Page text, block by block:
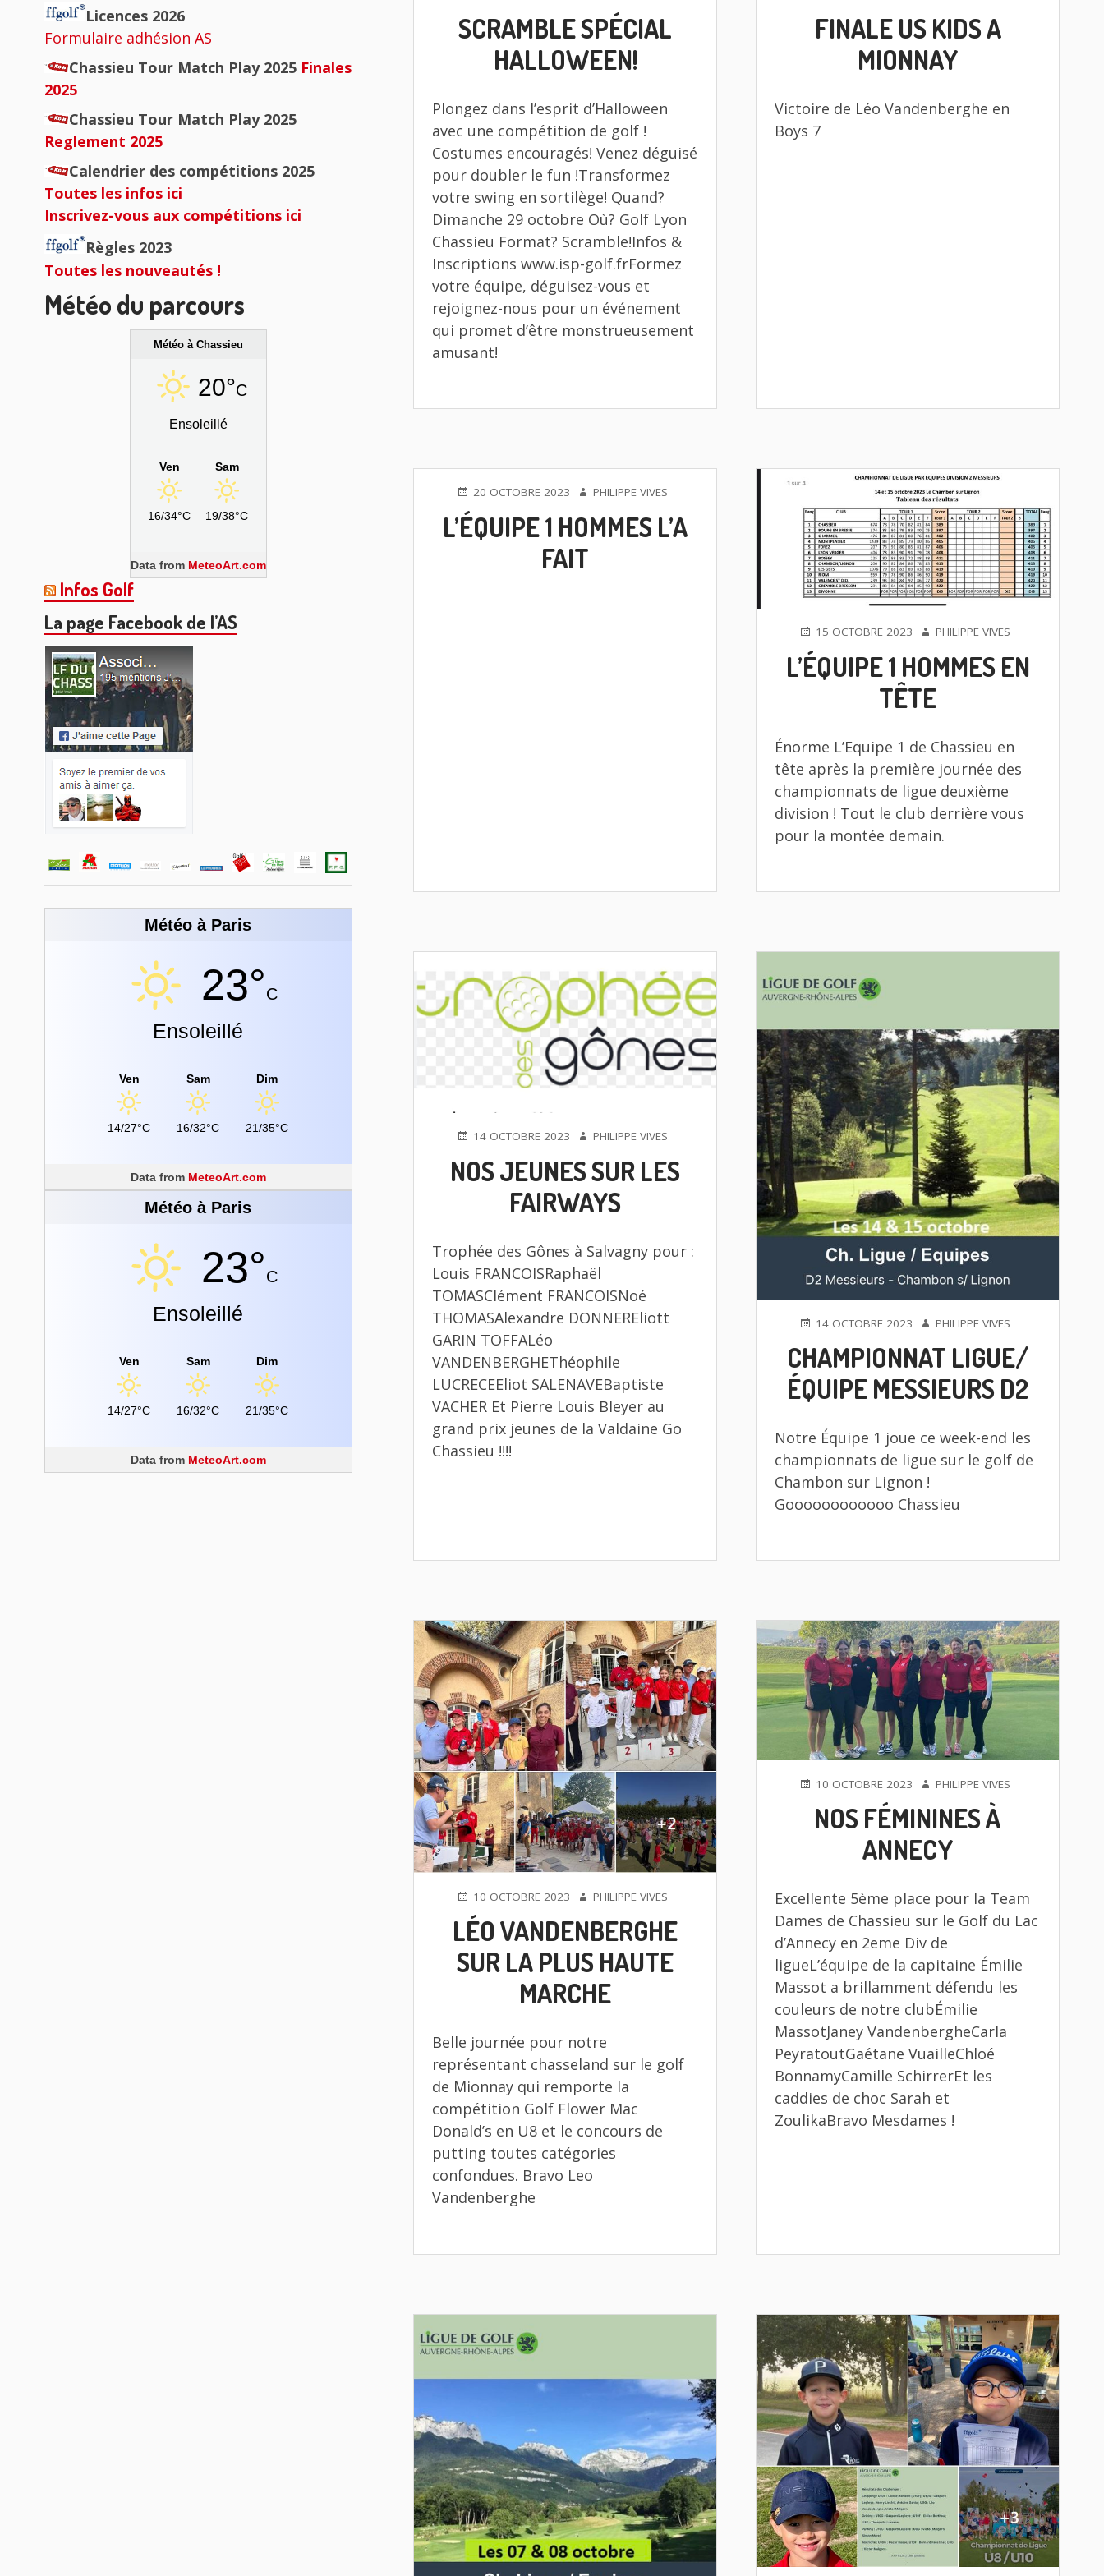
SCRAMBLE SPÉCIAL
HALLOWEEN!
Plongez dans l’esprit d’Halloween
avec une compétition de golf !
Costumes encouragés! Venez déguisé
pour doubler le fun !Transformez
votre swing en sortilège! Quand?
Dimanche 29 octobre Où? Golf Lyon
Chassieu Format? Scramble!Infos &
Inscriptions www.isp-golf.frFormez
votre équipe, déguisez-vous et
rejoignez-nous pour un événement
qui promet d’être monstrueusement
amusant!
FINALE US KIDS A
MIONNAY
Victoire de Léo Vandenberghe en
Boys 7
PUBLIÉ20 OCTOBRE 2023 AUTEUR
PHILIPPE VIVES
L’ÉQUIPE 1 HOMMES L’A
FAIT
PUBLIÉ15 OCTOBRE 2023 AUTEUR
PHILIPPE VIVES
L’ÉQUIPE 1 HOMMES EN
TÊTE
Énorme L’Equipe 1 de Chassieu en
tête après la première journée des
championnats de ligue deuxième
division ! Tout le club derrière vous
pour la montée demain.
PUBLIÉ14 OCTOBRE 2023 AUTEUR
PHILIPPE VIVES
NOS JEUNES SUR LES
FAIRWAYS
Trophée des Gônes à Salvagny pour :
Louis FRANCOISRaphaël
TOMASClément FRANCOISNoé
THOMASAlexandre DONNEREliott
GARIN TOFFALéo
VANDENBERGHEThéophile
LUCRECEEliot SALENAVEBaptiste
VACHER Et Pierre Louis Bleyer au
grand prix jeunes de la Valdaine Go
Chassieu !!!!
PUBLIÉ14 OCTOBRE 2023 AUTEUR
PHILIPPE VIVES
CHAMPIONNAT LIGUE/
ÉQUIPE MESSIEURS D2
Notre Équipe 1 joue ce week-end les
championnats de ligue sur le golf de
Chambon sur Lignon !
Goooooooooooo Chassieu
PUBLIÉ10 OCTOBRE 2023 AUTEUR
PHILIPPE VIVES
LÉO VANDENBERGHE
SUR LA PLUS HAUTE
MARCHE
Belle journée pour notre
représentant chasseland sur le golf
de Mionnay qui remporte la
compétition Golf Flower Mac
Donald’s en U8 et le concours de
putting toutes catégories
confondues. Bravo Leo
Vandenberghe
PUBLIÉ10 OCTOBRE 2023 AUTEUR
PHILIPPE VIVES
NOS FÉMININES À
ANNECY
Excellente 5ème place pour la Team
Dames de Chassieu sur le Golf du Lac
d’Annecy en 2eme Div de
ligueL’équipe de la capitaine Émilie
Massot a brillamment défendu les
couleurs de notre clubÉmilie
MassotJaney VandenbergheCarla
PeyratoutGaétane VuailleChloé
BonnamyCamille SchirrerEt les
caddies de choc Sarah et
ZoulikaBravo Mesdames !
principale
Licences 2026
Formulaire adhésion AS
Chassieu Tour Match Play 2025 Finales
2025
Chassieu Tour Match Play 2025
Reglement 2025
Calendrier des compétitions 2025
Toutes les infos ici
Inscrivez-vous aux compétitions ici
Règles 2023
Toutes les nouveautés !
Météo du parcours
Météo à Chassieu
20°C
Ensoleillé
Ven
16/34°C
Sam
19/38°C
Data from MeteoArt.com
Infos Golf
La page Facebook de l’AS
Météo à Paris
23°C
Ensoleillé
Ven
14/27°C
Sam
16/32°C
Dim
21/35°C
Data from MeteoArt.com
Météo à Paris
23°C
Ensoleillé
Ven
14/27°C
Sam
16/32°C
Dim
21/35°C
Data from MeteoArt.com